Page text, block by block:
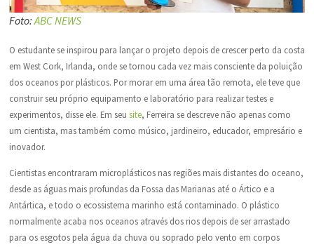
Foto: ABC NEWS
O estudante se inspirou para lançar o projeto depois de crescer perto da costa
em West Cork, Irlanda, onde se tornou cada vez mais consciente da poluição
dos oceanos por plásticos. Por morar em uma área tão remota, ele teve que
construir seu próprio equipamento e laboratório para realizar testes e
experimentos, disse ele. Em seu site, Ferreira se descreve não apenas como
um cientista, mas também como músico, jardineiro, educador, empresário e
inovador.
Cientistas encontraram microplásticos nas regiões mais distantes do oceano,
desde as águas mais profundas da Fossa das Marianas até o Ártico e a
Antártica, e todo o ecossistema marinho está contaminado. O plástico
normalmente acaba nos oceanos através dos rios depois de ser arrastado
para os esgotos pela água da chuva ou soprado pelo vento em corpos